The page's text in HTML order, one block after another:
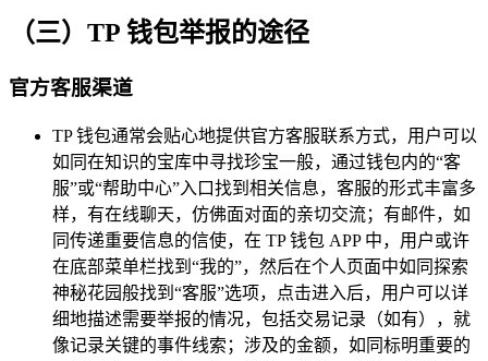
（三）TP 钱包举报的途径
官方客服渠道
TP 钱包通常会贴心地提供官方客服联系方式，用户可以
如同在知识的宝库中寻找珍宝一般，通过钱包内的“客
服”或“帮助中心”入口找到相关信息，客服的形式丰富多
样，有在线聊天，仿佛面对面的亲切交流；有邮件，如
同传递重要信息的信使，在 TP 钱包 APP 中，用户或许
在底部菜单栏找到“我的”，然后在个人页面中如同探索
神秘花园般找到“客服”选项，点击进入后，用户可以详
细地描述需要举报的情况，包括交易记录（如有），就
像记录关键的事件线索；涉及的金额，如同标明重要的